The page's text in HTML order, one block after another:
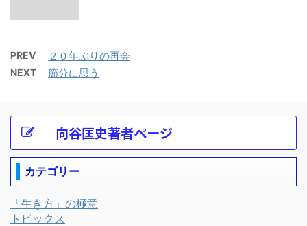
PREV ２０年ぶりの再会
NEXT 節分に思う
向谷匡史著者ページ
カテゴリー
「生き方」の極意
トピックス